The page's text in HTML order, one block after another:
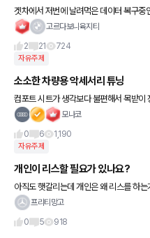
겟차에서 저번에 날려먹은 데이터 복구중인가봅니다. 오너 마크 다시
뷰는 아직 복구가 안된거 같네요.
고르다보니육지티
2
21 724
자유주제
소소한 차량용 악세서리 튜닝
컴포트 시트가 생각보다 불편해서 목받이 장만했
팔걸이 쿠션도 삿는데 운전하기 확실히 편
모나코
0
6 1,190
자유주제
개인이 리스할 필요가 있나요?
아직도 햇갈리는데 개인은 왜 리스를 하는
프리티망고
0
5 918